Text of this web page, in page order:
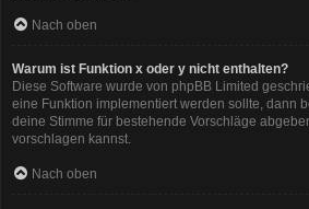
Nach oben
Warum ist Funktion x oder y nicht enthalten?
Diese Software wurde von phpBB Limited
eine Funktion implementiert werden sollte, dann
deine Stimme für bestehende Vorschläge
vorschlagen kannst.
Nach oben